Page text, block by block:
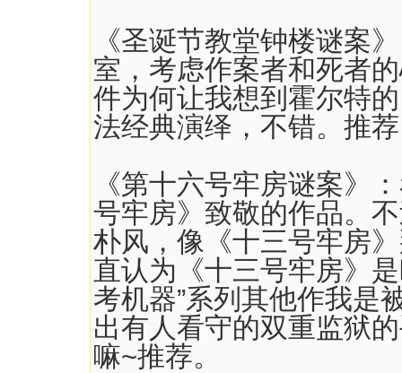
《圣诞节教堂钟楼谜案
室，考虑作案者和死者
件为何让我想到霍尔特
法经典演绎，不错。推
《第十六号牢房谜案》
号牢房》致敬的作品。
朴风，像《十三号牢房
直认为《十三号牢房》
考机器”系列其他作我是
出有人看守的双重监狱
嘛~推荐。